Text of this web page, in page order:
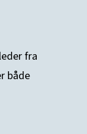
fra
både